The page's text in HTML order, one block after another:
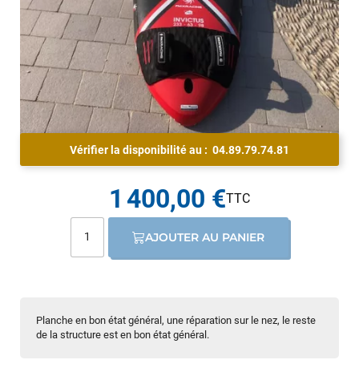
Planche en bon état général, une réparation sur le nez, le reste
de la structure est en bon état général.
Vérifier la disponibilité au : 04.89.79.74.81
1 400,00 €
AJOUTER AU PANIER